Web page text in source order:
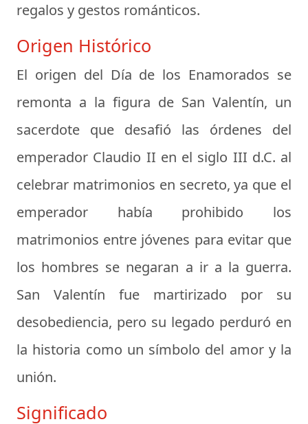
regalos y gestos románticos.
Origen Histórico
El origen del Día de los Enamorados se
remonta a la figura de San Valentín, un
sacerdote que desafió las órdenes del
emperador Claudio II en el siglo III d.C. al
celebrar matrimonios en secreto, ya que el
emperador había prohibido los
matrimonios entre jóvenes para evitar que
los hombres se negaran a ir a la guerra.
San Valentín fue martirizado por su
desobediencia, pero su legado perduró en
la historia como un símbolo del amor y la
unión.
Significado